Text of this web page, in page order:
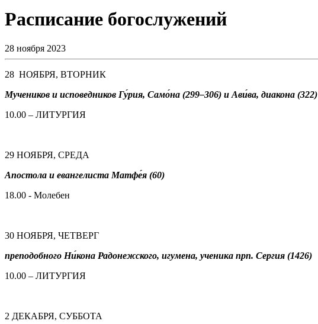
Расписание богослужений
28 ноября 2023
28 НОЯБРЯ, ВТОРНИК
Мучеников и исповедников Гу́рия, Само́на (299–306) и Ави́ва, диакона (322)
10.00 – ЛИТУРГИЯ
29 НОЯБРЯ, СРЕДА
Апостола и евангелиста Матфе́я (60)
18.00 - Молебен
30 НОЯБРЯ, ЧЕТВЕРГ
преподобного Ни́кона Радонежского, игумена, ученика прп. Сергия (1426)
10.00 – ЛИТУРГИЯ
2 ДЕКАБРЯ, СУББОТА